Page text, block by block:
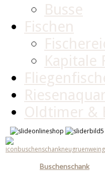
Busse
Fischen
Kapitale
Oldtimer &
Buschenschank